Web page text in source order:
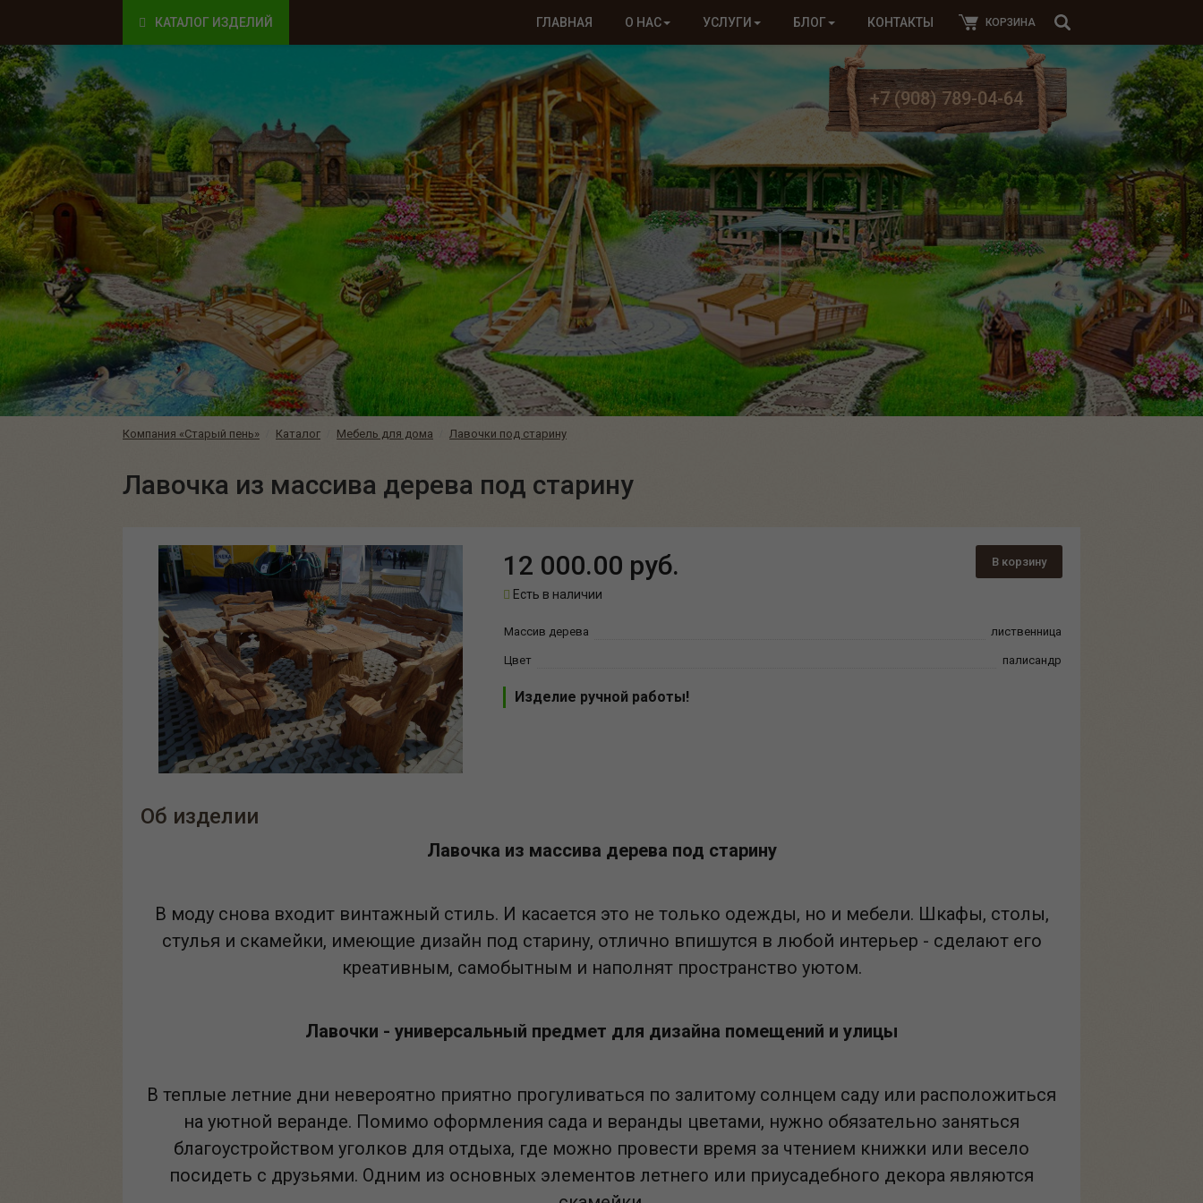
КОРЗИНА
КАТАЛОГ ИЗДЕЛИЙ КОНТАКТЫ
БЛОГ
УСЛУГИ
О НАС
ГЛАВНАЯ
+7 (908) 789-04-64
Компания «Старый пень» Каталог Мебель для дома Лавочки под старину
Лавочка из массива дерева под старину
12 000.00 руб.
Есть в наличии
В корзину
Массив дерева лиственница
Цвет палисандр
Изделие ручной работы!
Об изделии
Лавочка из массива дерева под старину
В моду снова входит винтажный стиль. И касается это не только одежды, но и мебели. Шкафы, столы,
стулья и скамейки, имеющие дизайн под старину, отлично впишутся в любой интерьер - сделают его
креативным, самобытным и наполнят пространство уютом.
Лавочки - универсальный предмет для дизайна помещений и улицы
В теплые летние дни невероятно приятно прогуливаться по залитому солнцем саду или расположиться
на уютной веранде. Помимо оформления сада и веранды цветами, нужно обязательно заняться
благоустройством уголков для отдыха, где можно провести время за чтением книжки или весело
посидеть с друзьями. Одним из основных элементов летнего или приусадебного декора являются